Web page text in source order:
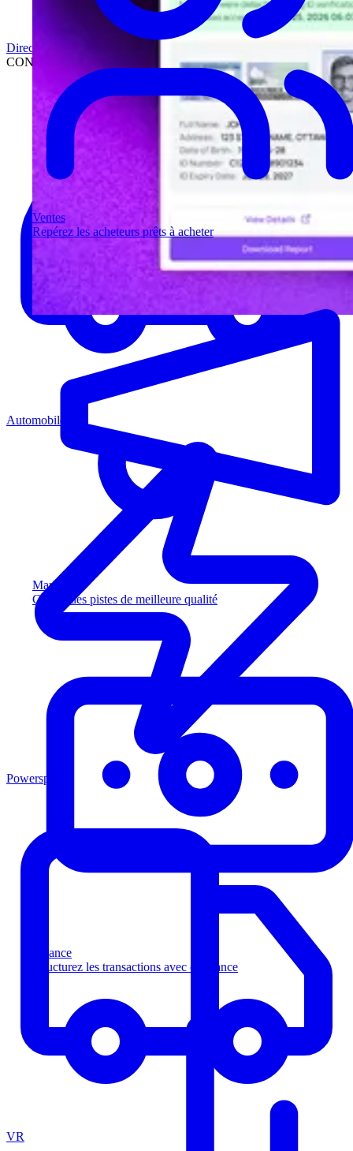
Ventes
Repérez les acheteurs prêts à acheter
Marketing
Captez des pistes de meilleure qualité
Finance
Structurez les transactions avec confiance
Direction
CONCESSIONNAIRES
Automobile
Powersports
VR